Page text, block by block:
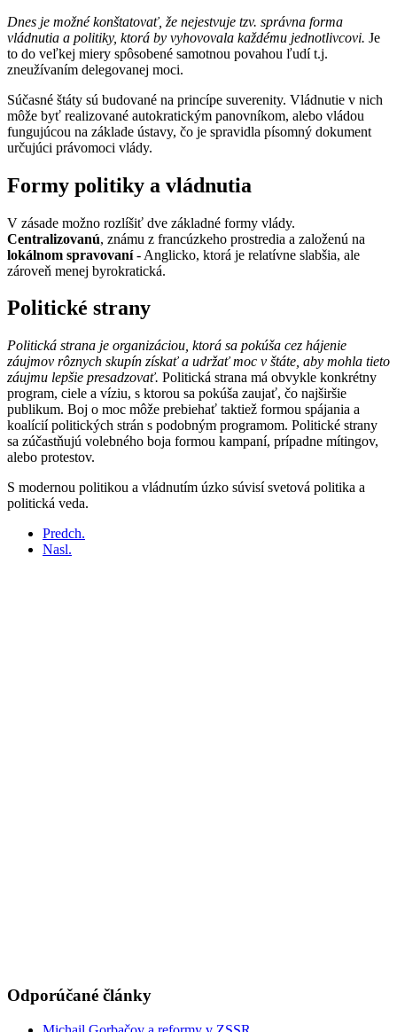
Dnes je možné konštatovať, že nejestvuje tzv. správna forma
vládnutia a politiky, ktorá by vyhovovala každému jednotlivcovi. Je
to do veľkej miery spôsobené samotnou povahou ľudí t.j.
zneužívaním delegovanej moci.
Súčasné štáty sú budované na princípe suverenity. Vládnutie v nich
môže byť realizované autokratickým panovníkom, alebo vládou
fungujúcou na základe ústavy, čo je spravidla písomný dokument
určujúci právomoci vlády.
Formy politiky a vládnutia
V zásade možno rozlíšiť dve základné formy vlády.
Centralizovanú, známu z francúzkeho prostredia a založenú na
lokálnom spravovaní- Anglicko, ktorá je relatívne slabšia, ale
zároveň menej byrokratická.
Politické strany
Politická strana je organizáciou, ktorá sa pokúša cez hájenie
záujmov rôznych skupín získať a udržať moc v štáte, aby mohla tieto
záujmu lepšie presadzovať. Politická strana má obvykle konkrétny
program, ciele a víziu, s ktorou sa pokúša zaujať, čo najširšie
publikum. Boj o moc môže prebiehať taktiež formou spájania a
koalícií politických strán s podobným programom. Politické strany
sa zúčastňujú volebného boja formou kampaní, prípadne mítingov,
alebo protestov.
S modernou politikou a vládnutím úzko súvisí svetová politika a
politická veda.
Predch.
Nasl.
Odporúčané články